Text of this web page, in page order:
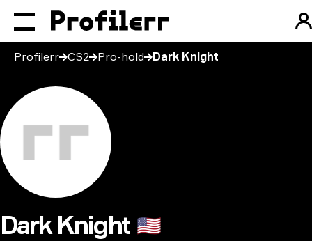
Profilerr CS2 Pro-hold Dark Knight
Dark Knight 🇺🇸